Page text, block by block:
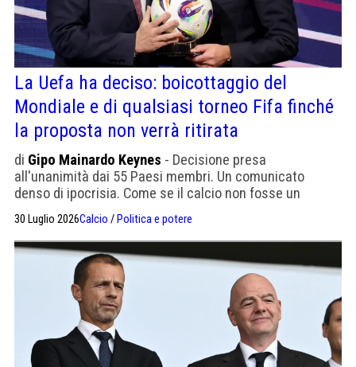
La Uefa ha deciso: boicottaggio del
Mondiale e di qualsiasi torneo Fifa finché
la proposta non verrà ritirata
di Gipo Mainardo Keynes - Decisione presa
all'unanimità dai 55 Paesi membri. Un comunicato
denso di ipocrisia. Come se il calcio non fosse un
interessi: non certo il bene contro il male. La Uefa
chiede che vengano fornite garanzie vincolanti che la
Fifa non aprirà mai più la sua governance o le sue
competizioni alla proprietà privata
30 Luglio 2026Calcio / Politica e potere